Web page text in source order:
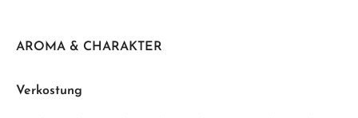
AROMA & CHARAKTER
Verkostung